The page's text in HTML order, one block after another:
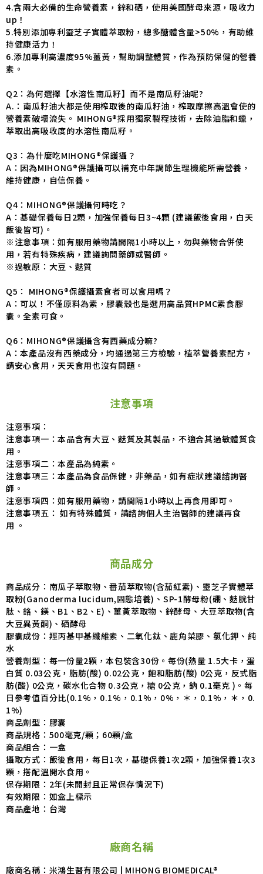
4.含兩大必備的生命營養素，鋅和硒，使用美國酵母來源，吸收力
up！
5.特別添加專利靈芝子實體萃取粉，總多醣體含量>50%，有助維
持健康活力！
6.添加專利高濃度95%薑黃，幫助調整體質，作為預防保健的營養
素。
Q2：為何選擇【水溶性南瓜籽】而不是南瓜籽油呢?
A.：南瓜籽油大都是使用榨取後的南瓜籽油，榨取摩擦高溫會使的
營養素破壞流失。 MIHONG®採用獨家製程技術，去除油脂和蠟，
萃取出高吸收度的水溶性南瓜籽。
Q3：為什麼吃MIHONG®保護攝？
A：因為MIHONG®保護攝可以補充中年調節生理機能所需營養，
維持健康，自信保養。
Q4：MIHONG®保護攝何時吃？
A：基礎保養每日2顆，加強保養每日3~4顆 (建議飯後食用，白天
飯後皆可)。
※注意事項：如有服用藥物請間隔1小時以上，勿與藥物合併使
用，若有特殊疾病，建議詢問藥師或醫師。
※過敏原：大豆、麩質
Q5： MIHONG®保護攝素食者可以食用嗎？
A：可以！不僅原料為素，膠囊殼也是選用高品質HPMC素食膠
囊。全素可食。
Q6：MIHONG®保護攝含有西藥成分嘛?
A：本產品沒有西藥成分，均通過第三方檢驗，植萃營養素配方，
請安心食用，天天食用也沒有問題。
注意事項
注意事項：
注意事項一：本品含有大豆、麩質及其製品，不適合其過敏體質食
用。
注意事項二：本產品為純素。
注意事項三：本產品為食品保健，非藥品，如有症狀建議諮詢醫
師。
注意事項四：如有服用藥物，請間隔1小時以上再食用即可。
注意事項五： 如有特殊體質，請諮詢個人主治醫師的建議再食
用 。
商品成分
商品成分：南瓜子萃取物、番茄萃取物(含茄紅素)、靈芝子實體萃
取粉(Ganoderma lucidum,固態培養) 、SP-1酵母粉(硼、麩胱甘
肽、鉻、鎂、B1、B2、E)、薑黃萃取物、鋅酵母、大豆萃取物(含
大豆異黃酮)、硒酵母
膠囊成份：羥丙基甲基纖維素、二氧化鈦、鹿角菜膠、氯化鉀、純
水
營養劑型：每一份量2顆，本包裝含30份。每份(熱量 1.5大卡，蛋
白質 0.03公克，脂肪(酸) 0.02公克，飽和脂肪(酸) 0公克，反式脂
肪(酸) 0公克，碳水化合物 0.3公克，糖 0公克，鈉 0.1毫克 )。每
日參考值百分比(0.1%，0.1%，0.1%，0%，＊，0.1%，＊，0.
1%)
商品劑型：膠囊
商品規格：500毫克/顆；60顆/盒
商品組合：一盒
攝取方式：飯後食用，每日1次，基礎保養1次2顆，加強保養1次3
顆，搭配溫開水食用。
保存期限：2年(未開封且正常保存情況下)
有效期限：如盒上標示
商品產地：台灣
廠商名稱
廠商名稱：米鴻生醫有限公司 | MIHONG BIOMEDICAL®